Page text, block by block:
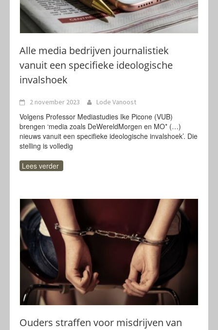
Alle media bedrijven journalistiek
vanuit een specifieke ideologische
invalshoek
2 november 2023 Lode Vanoost
Volgens Professor Mediastudies Ike Picone (VUB)
brengen ‘media zoals DeWereldMorgen en MO* (…)
nieuws vanuit een specifieke ideologische invalshoek’. Die
stelling is volledig
Lees verder
Ouders straffen voor misdrijven van